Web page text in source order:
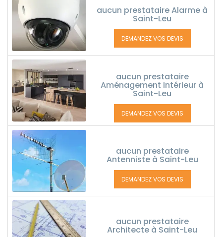
aucun prestataire Alarme à
Saint-Leu
DEMANDEZ VOS DEVIS
aucun prestataire
Aménagement Intérieur à
Saint-Leu
DEMANDEZ VOS DEVIS
aucun prestataire
Antenniste à Saint-Leu
DEMANDEZ VOS DEVIS
aucun prestataire
Architecte à Saint-Leu